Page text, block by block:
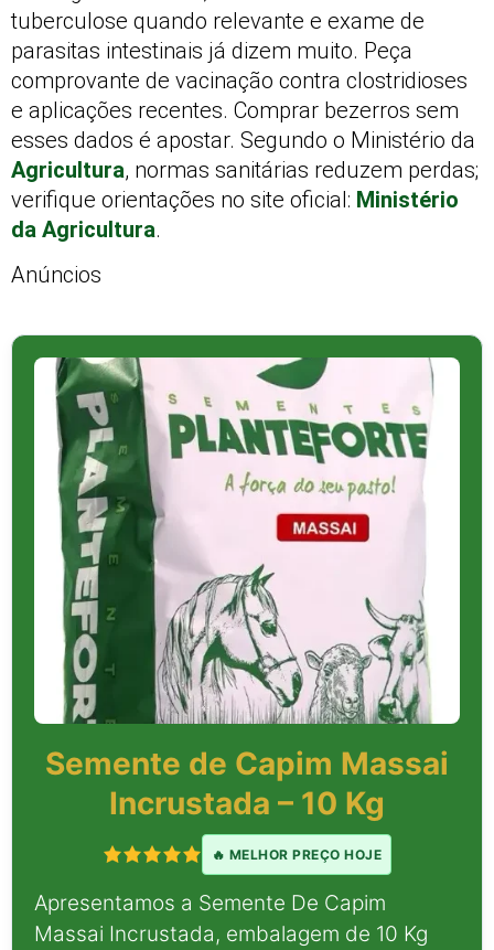
tuberculose quando relevante e exame de
parasitas intestinais já dizem muito. Peça
comprovante de vacinação contra clostridioses
e aplicações recentes. Comprar bezerros sem
esses dados é apostar. Segundo o Ministério da
Agricultura, normas sanitárias reduzem perdas;
verifique orientações no site oficial: Ministério
da Agricultura.
Anúncios
Semente de Capim Massai
Incrustada – 10 Kg
🔥 MELHOR PREÇO HOJE
Apresentamos a Semente De Capim
Massai Incrustada, embalagem de 10 Kg